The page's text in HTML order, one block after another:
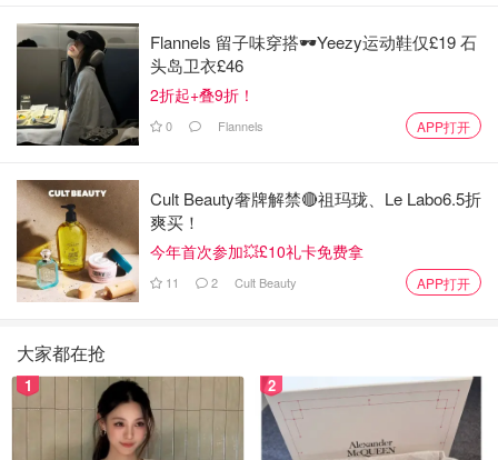
Flannels 留子味穿搭🕶️Yeezy运动鞋仅£19 石
头岛卫衣£46
2折起+叠9折！
0 Flannels APP打开
Cult Beauty奢牌解禁🔴祖玛珑、Le Labo6.5折
爽买！
今年首次参加💥£10礼卡免费拿
11 2 Cult Beauty APP打开
大家都在抢
1 2